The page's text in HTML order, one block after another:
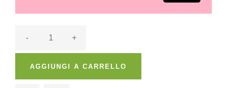
- +
AGGIUNGI A CARRELLO